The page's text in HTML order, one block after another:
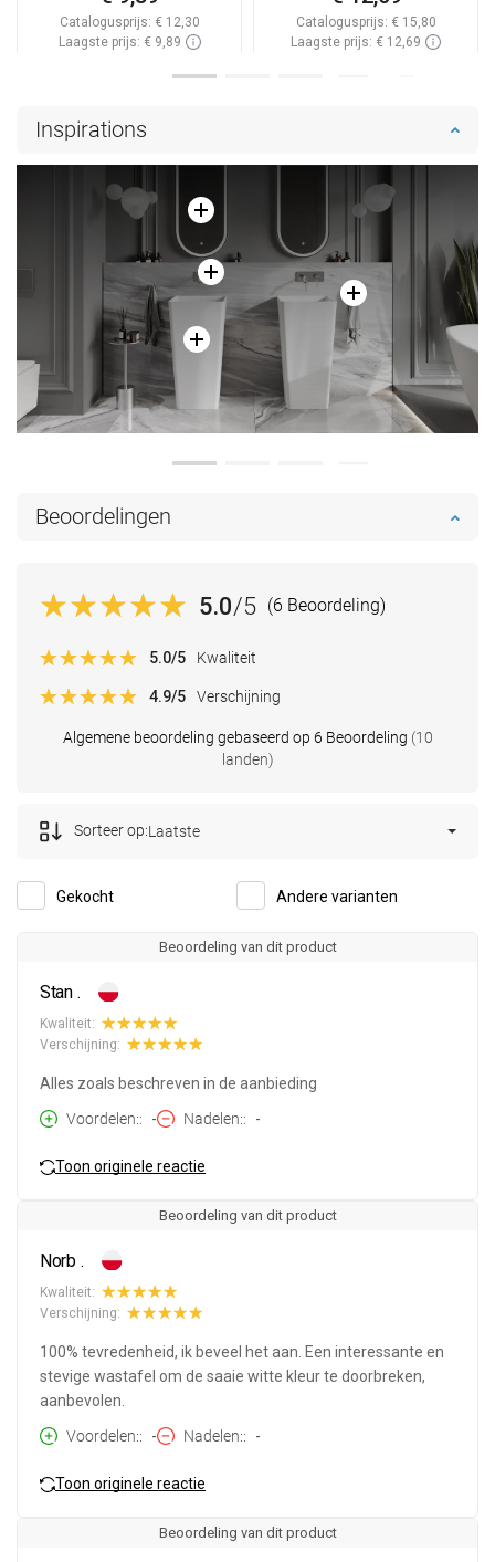
Catalogusprijs: € 12,30
Laagste prijs: € 9,89
Catalogusprijs: € 15,80
Laagste prijs: € 12,69
Inspirations
Beoordelingen
5.0/5 (6 Beoordeling)
Algemene beoordeling gebaseerd op 6 Beoordeling (10
landen)
5.0/5 Kwaliteit
4.9/5 Verschijning
Gekocht Andere varianten
Sorteer op:Laatste
Beoordeling van dit product
Stan .
Kwaliteit:
Verschijning:
Alles zoals beschreven in de aanbieding
Voordelen:
- Nadelen: -
Toon originele reactie
Beoordeling van dit product
Norb .
Kwaliteit:
Verschijning:
100% tevredenheid, ik beveel het aan. Een interessante en
stevige wastafel om de saaie witte kleur te doorbreken,
aanbevolen.
Voordelen:
- Nadelen: -
Toon originele reactie
Beoordeling van dit product